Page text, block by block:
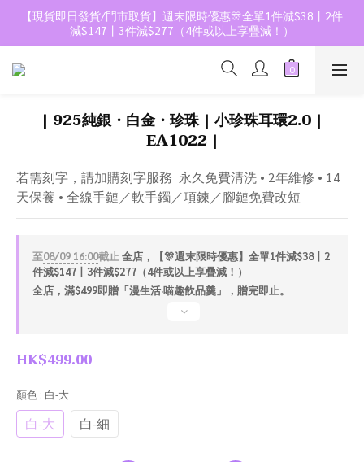
【現貨即日發貨/門市取貨】週末限時優惠🎊全單1件減$38丨2件
減$147丨3件減$277（4件或以上享疊減！）
| 925純銀・白金・珍珠 | 小珍珠耳環2.0 |
EA1022 |
若需刻字，請加購刻字服務  永久免費清洗 • 2年維修 • 14
天保養 • 全線手鏈／軟手鐲／項鍊／腳鏈免費改短
至08/09 16:00截止 全店，【🎊週末限時優惠】全單1件減$38丨2
件減$147丨3件減$277（4件或以上享疊減！）
全店，滿$499即贈「漫生活·喵趣飲品羹」，贈完即止。
HK$499.00
顏色 : 白-大
白-大 白-細